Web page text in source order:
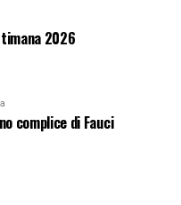
2026
complice di Fauci